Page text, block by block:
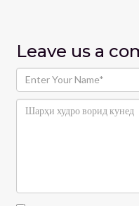
Leave us a